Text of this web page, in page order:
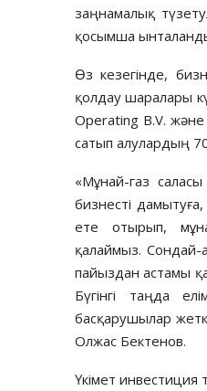
заңнамалық
қосымша
Өз кезегінде,
қолдау шаралары
Operating B.V.
сатып алулардың
«Мұнай-газ
бизнесті
ете отырып,
қалаймыз. Сондай-
пайыздан астамы
Бүгінгі таңда
басқарушылар
Олжас Бектенов.
Үкімет инвестиция